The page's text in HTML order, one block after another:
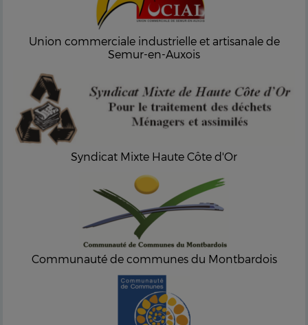
Union commerciale industrielle et artisanale de
Semur-en-Auxois
Syndicat Mixte Haute Côte d'Or
Communauté de communes du Montbardois